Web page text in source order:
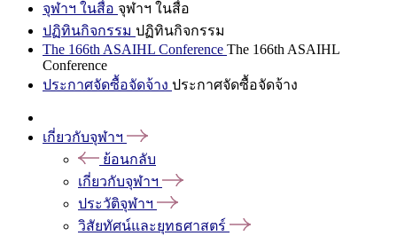
จุฬาฯ ในสื่อ จุฬาฯ ในสื่อ
ปฏิทินกิจกรรม ปฏิทินกิจกรรม
The 166th ASAIHL Conference The 166th ASAIHL
Conference
ประกาศจัดซื้อจัดจ้าง ประกาศจัดซื้อจัดจ้าง
เกี่ยวกับจุฬาฯ
ย้อนกลับ
เกี่ยวกับจุฬาฯ
ประวัติจุฬาฯ
วิสัยทัศน์และยุทธศาสตร์